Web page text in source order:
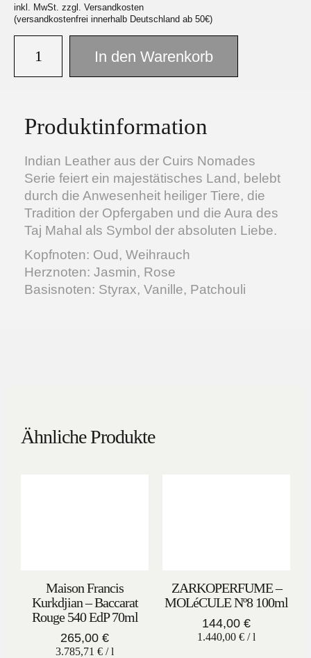
inkl. MwSt. zzgl. Versandkosten
(versandkostenfrei innerhalb Deutschland ab 50€)
In den Warenkorb
Produktinformation
Indian Leather aus der Cuirs Nomades
Serie feiert ein majestätisches Land, belebt
durch die Anwesenheit heiliger Tiere, die
Tradition der Opfergaben und die Aura des
Taj Mahal als Symbol der absoluten Liebe.
Kopfnoten: Oud, Weihrauch
Herznoten: Jasmin, Rose
Basisnoten: Styrax, Vanille, Patchouli
Ähnliche Produkte
Maison Francis
Kurkdjian – Baccarat
Rouge 540 EdP 70ml
265,00 €
3.785,71 € /l
ZARKOPERFUME –
MOLéCULE Nº8 100ml
144,00 €
1.440,00 € /l